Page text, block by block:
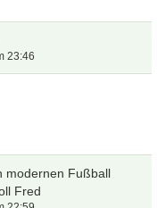
23:46
modernen Fußball
Fred